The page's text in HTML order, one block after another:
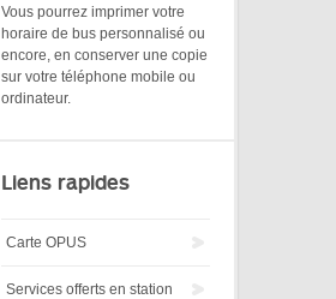
Vous pourrez imprimer votre
horaire de bus personnalisé ou
encore, en conserver une copie
sur votre téléphone mobile ou
ordinateur.
Liens rapides
Carte OPUS
Services offerts en station